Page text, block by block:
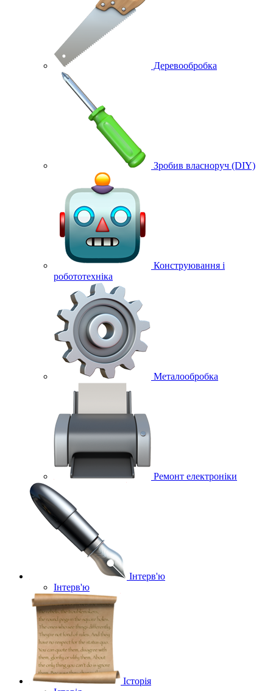
Деревообробка
Зробив власноруч (DIY)
Конструювання і
робототехніка
Металообробка
Ремонт електроніки
Інтерв'ю
Інтерв'ю
Історія